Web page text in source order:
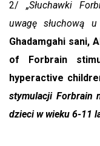
2/„Słuchawki
uwagę słuchową
Ghadamgahi sani,
of Forbrain
hyperactive
stymulacji Forbrain
dzieci w wieku 6-11